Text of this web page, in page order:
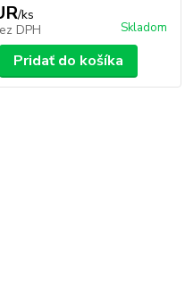
/ks
DPH Skladom
Pridať do košíka